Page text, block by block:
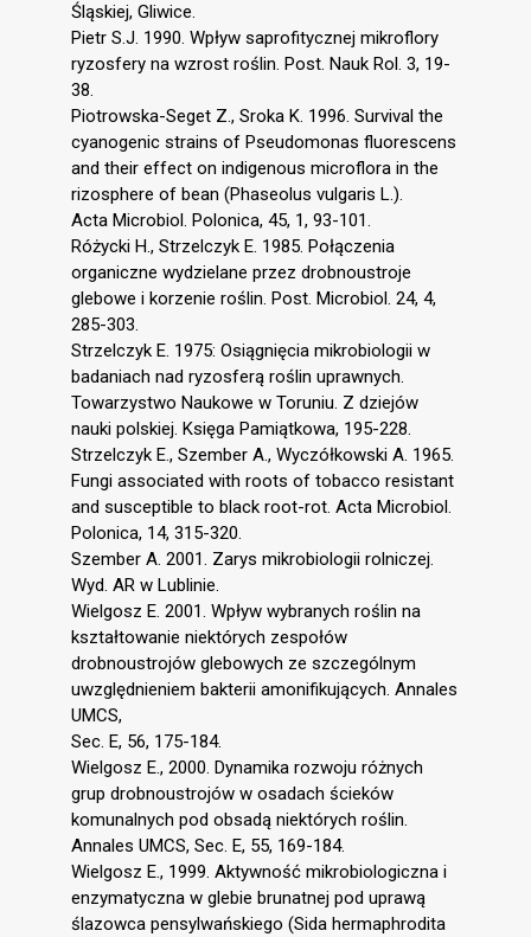
Śląskiej, Gliwice.
Pietr S.J. 1990. Wpływ saprofitycznej mikroflory
ryzosfery na wzrost roślin. Post. Nauk Rol. 3, 19-
38.
Piotrowska-Seget Z., Sroka K. 1996. Survival the
cyanogenic strains of Pseudomonas fluorescens
and their effect on indigenous microflora in the
rizosphere of bean (Phaseolus vulgaris L.).
Acta Microbiol. Polonica, 45, 1, 93-101.
Różycki H., Strzelczyk E. 1985. Połączenia
organiczne wydzielane przez drobnoustroje
glebowe i korzenie roślin. Post. Microbiol. 24, 4,
285-303.
Strzelczyk E. 1975: Osiągnięcia mikrobiologii w
badaniach nad ryzosferą roślin uprawnych.
Towarzystwo Naukowe w Toruniu. Z dziejów
nauki polskiej. Księga Pamiątkowa, 195-228.
Strzelczyk E., Szember A., Wyczółkowski A. 1965.
Fungi associated with roots of tobacco resistant
and susceptible to black root-rot. Acta Microbiol.
Polonica, 14, 315-320.
Szember A. 2001. Zarys mikrobiologii rolniczej.
Wyd. AR w Lublinie.
Wielgosz E. 2001. Wpływ wybranych roślin na
kształtowanie niektórych zespołów
drobnoustrojów glebowych ze szczególnym
uwzględnieniem bakterii amonifikujących. Annales
UMCS,
Sec. E, 56, 175-184.
Wielgosz E., 2000. Dynamika rozwoju różnych
grup drobnoustrojów w osadach ścieków
komunalnych pod obsadą niektórych roślin.
Annales UMCS, Sec. E, 55, 169-184.
Wielgosz E., 1999. Aktywność mikrobiologiczna i
enzymatyczna w glebie brunatnej pod uprawą
ślazowca pensylwańskiego (Sida hermaphrodita